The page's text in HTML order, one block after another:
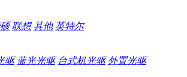
联想 其他 英特尔
驱 蓝光光驱 台式机光驱 外置光驱